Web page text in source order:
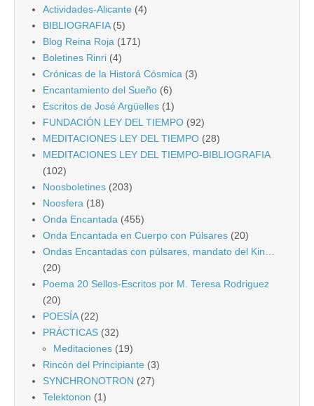
Actividades-Alicante (4)
BIBLIOGRAFIA(5)
Blog Reina Roja (171)
Boletines Rinri (4)
Crónicas de la Historá Cósmica (3)
Encantamiento del Sueño (6)
Escritos de José Argüelles (1)
FUNDACIÓN LEY DEL TIEMPO (92)
MEDITACIONES LEY DEL TIEMPO (28)
MEDITACIONES LEY DEL TIEMPO-BIBLIOGRAFIA
(102)
Noosboletines (203)
Noosfera (18)
Onda Encantada (455)
Onda Encantada en Cuerpo con Púlsares (20)
Ondas Encantadas con púlsares, mandato del Kin…
(20)
Poema 20 Sellos-Escritos por M. Teresa Rodriguez
(20)
POESÍA(22)
PRÁCTICAS (32)
Meditaciones (19)
Rincón del Principiante (3)
SYNCHRONOTRON (27)
Telektonon (1)